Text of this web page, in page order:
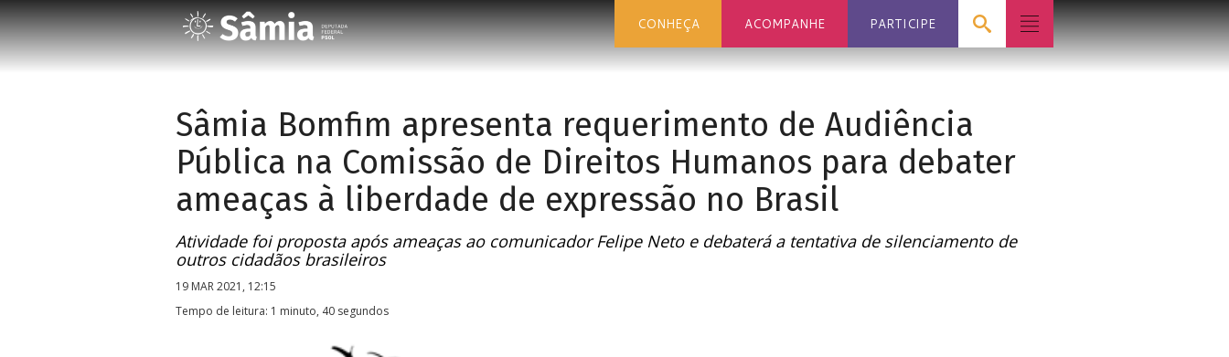
CONHEÇA ACOMPANHE PARTICIPE
Sâmia Bomfim apresenta requerimento de Audiência
Pública na Comissão de Direitos Humanos para debater
ameaças à liberdade de expressão no Brasil
Atividade foi proposta após ameaças ao comunicador Felipe Neto e debaterá a tentativa de silenciamento de
outros cidadãos brasileiros
19 MAR 2021, 12:15
Tempo de leitura: 1 minuto, 40 segundos